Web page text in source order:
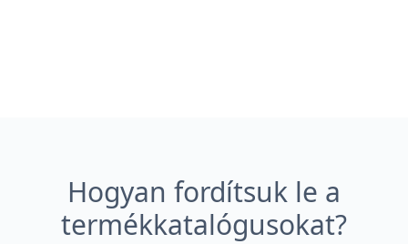
Hogyan fordítsuk le a
termékkatalógusokat?